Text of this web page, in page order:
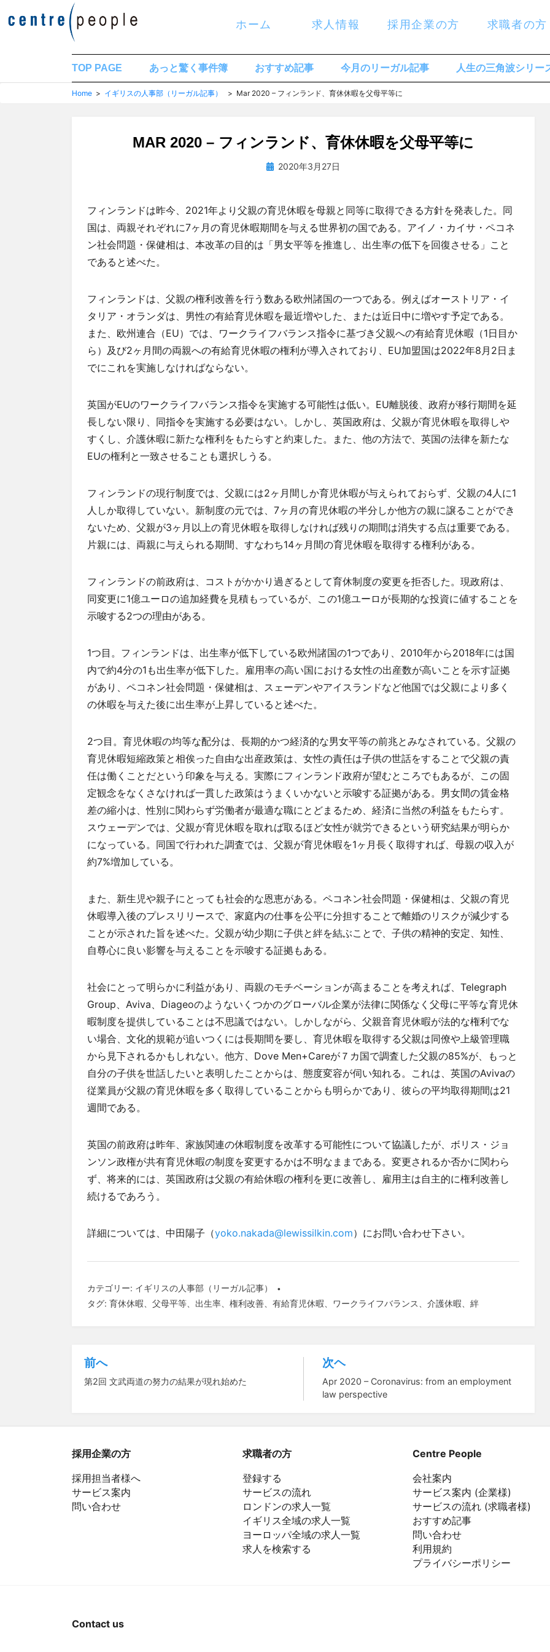
ン
ホーム 求人情報 採用企業の方 求職者の方
TOP PAGE あっと驚く事件簿 おすすめ記事 今月のリーガル記事 人生の三角波シリー
Home > イギリスの人事部（リーガル記事） > Mar 2020 – フィンランド、育休休暇を父母平等に
MAR 2020 – フィンランド、育休休暇を父母平等に
投稿者tsuchiya
投 2020年3月27日
フィンランドは昨今、2021年より父親の育児休暇を母親と同等に取得できる方針を発表した。同
国は、両親それぞれに7ヶ月の育児休暇期間を与える世界初の国である。アイノ・カイサ・ペコネ
ン社会問題・保健相は、本改革の目的は「男女平等を推進し、出生率の低下を回復させる」こと
であると述べた。
フィンランドは、父親の権利改善を行う数ある欧州諸国の一つである。例えばオーストリア・イ
タリア・オランダは、男性の有給育児休暇を最近増やした、または近日中に増やす予定である。
また、欧州連合（EU）では、ワークライフバランス指令に基づき父親への有給育児休暇（1日目か
ら）及び2ヶ月間の両親への有給育児休暇の権利が導入されており、EU加盟国は2022年8月2日ま
でにこれを実施しなければならない。
英国がEUのワークライフバランス指令を実施する可能性は低い。EU離脱後、政府が移行期間を延
長しない限り、同指令を実施する必要はない。しかし、英国政府は、父親が育児休暇を取得しや
すくし、介護休暇に新たな権利をもたらすと約束した。また、他の方法で、英国の法律を新たな
EUの権利と一致させることも選択しうる。
フィンランドの現行制度では、父親には2ヶ月間しか育児休暇が与えられておらず、父親の4人に1
人しか取得していない。新制度の元では、7ヶ月の育児休暇の半分しか他方の親に譲ることができ
ないため、父親が3ヶ月以上の育児休暇を取得しなければ残りの期間は消失する点は重要である。
片親には、両親に与えられる期間、すなわち14ヶ月間の育児休暇を取得する権利がある。
フィンランドの前政府は、コストがかかり過ぎるとして育休制度の変更を拒否した。現政府は、
同変更に1億ユーロの追加経費を見積もっているが、この1億ユーロが長期的な投資に値することを
示唆する2つの理由がある。
1つ目。フィンランドは、出生率が低下している欧州諸国の1つであり、2010年から2018年には国
内で約4分の1も出生率が低下した。雇用率の高い国における女性の出産数が高いことを示す証拠
があり、ペコネン社会問題・保健相は、スェーデンやアイスランドなど他国では父親により多く
の休暇を与えた後に出生率が上昇していると述べた。
2つ目。育児休暇の均等な配分は、長期的かつ経済的な男女平等の前兆とみなされている。父親の
育児休暇短縮政策と相俟った自由な出産政策は、女性の責任は子供の世話をすることで父親の責
任は働くことだという印象を与える。実際にフィンランド政府が望むところでもあるが、この固
定観念をなくさなければ一貫した政策はうまくいかないと示唆する証拠がある。男女間の賃金格
差の縮小は、性別に関わらず労働者が最適な職にとどまるため、経済に当然の利益をもたらす。
スウェーデンでは、父親が育児休暇を取れば取るほど女性が就労できるという研究結果が明らか
になっている。同国で行われた調査では、父親が育児休暇を1ヶ月長く取得すれば、母親の収入が
約7%増加している。
また、新生児や親子にとっても社会的な恩恵がある。ペコネン社会問題・保健相は、父親の育児
休暇導入後のプレスリリースで、家庭内の仕事を公平に分担することで離婚のリスクが減少する
ことが示された旨を述べた。父親が幼少期に子供と絆を結ぶことで、子供の精神的安定、知性、
自尊心に良い影響を与えることを示唆する証拠もある。
社会にとって明らかに利益があり、両親のモチベーションが高まることを考えれば、Telegraph
Group、Aviva、Diageoのようないくつかのグローバル企業が法律に関係なく父母に平等な育児休
暇制度を提供していることは不思議ではない。しかしながら、父親音育児休暇が法的な権利でな
い場合、文化的規範が追いつくには長期間を要し、育児休暇を取得する父親は同僚や上級管理職
から見下されるかもしれない。他方、Dove Men+Careが７カ国で調査した父親の85%が、もっと
自分の子供を世話したいと表明したことからは、態度変容が伺い知れる。これは、英国のAvivaの
従業員が父親の育児休暇を多く取得していることからも明らかであり、彼らの平均取得期間は21
週間である。
英国の前政府は昨年、家族関連の休暇制度を改革する可能性について協議したが、ボリス・ジョ
ンソン政権が共有育児休暇の制度を変更するかは不明なままである。変更されるか否かに関わら
ず、将来的には、英国政府は父親の有給休暇の権利を更に改善し、雇用主は自主的に権利改善し
続けるであろう。
詳細については、中田陽子（yoko.nakada@lewissilkin.com）にお問い合わせ下さい。
カテゴリー: イギリスの人事部（リーガル記事）
タグ: 育休休暇 父母平等 出生率 権利改善 有給育児休暇 ワークライフバランス 介護休暇 絆
投
稿
ゲ
ー
シ
前へ
第2回 文武両道の努力の結果が現れ始めた
次ヘ
Apr 2020 – Coronavirus: from an employment
law perspective
採用企業の方
採用担当者様へ
サービス案内
問い合わせ
求職者の方
登録する
サービスの流れ
ロンドンの求人一覧
イギリス全域の求人一覧
ヨーロッパ全域の求人一覧
求人を検索する
Centre People
会社案内
サービス案内 (企業様)
サービスの流れ (求職者様)
おすすめ記事
問い合わせ
利用規約
プライバシーポリシー
Contact us